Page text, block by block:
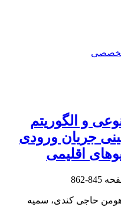
تخصصی
و الگوریتم
جریان ورودی
اقلیمی
845-862
هومن حاجی کندی، سمیه